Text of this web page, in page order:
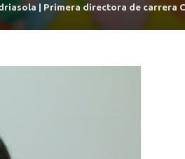
| Primera directora de carrera